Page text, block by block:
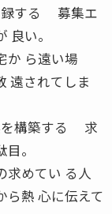
録する 募集エ
良い。
か ら遠い場
遠されてしま
を構築する 求
。
求めてい る人
ら熱 心に伝えて